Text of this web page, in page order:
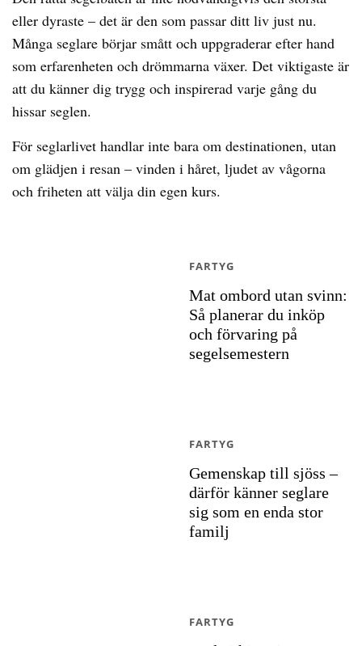
eller dyraste – det är den som passar ditt liv just nu.
Många seglare börjar smått och uppgraderar efter hand
som erfarenheten och drömmarna växer. Det viktigaste är
att du känner dig trygg och inspirerad varje gång du
hissar seglen.
För seglarlivet handlar inte bara om destinationen, utan
om glädjen i resan – vinden i håret, ljudet av vågorna
och friheten att välja din egen kurs.
Mat ombord utan svinn:
Så planerar du inköp
och förvaring på
segelsemestern
FARTYG
Gemenskap till sjöss –
därför känner seglare
sig som en enda stor
familj
FARTYG
FARTYG